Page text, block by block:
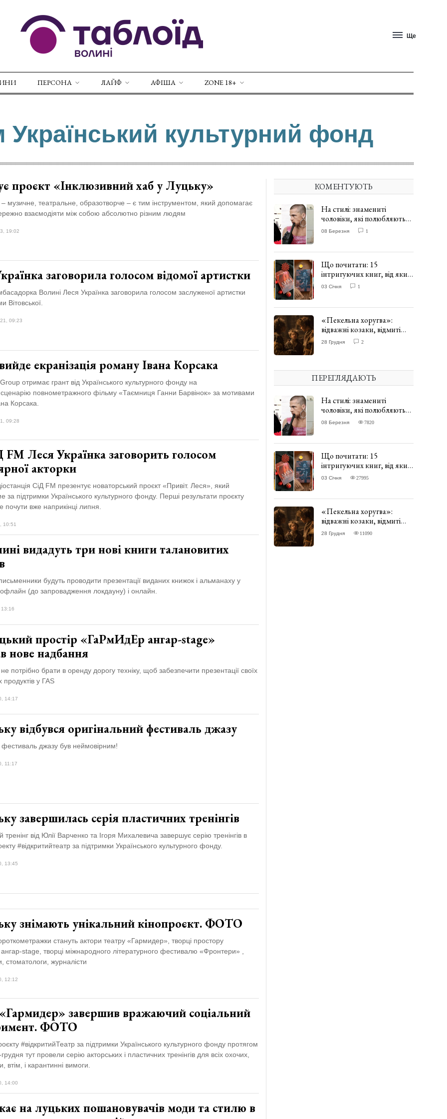
Ще
ПЕРСОНА ЛАЙФ АФІША ZONE 18+
Український культурний фонд
проєкт «Інклюзивний хаб у Луцьку»
музичне, театральне, образотворче – є тим інструментом, який допомагає
взаємодіяти між собою абсолютно різним людям
19:02
заговорила голосом відомої артистки
Волині Леся Українка заговорила голосом заслуженої артистки
Вітовської.
09:23
екранізація роману Івана Корсака
отримає грант від Українського культурного фонду на
повнометражного фільму «Таємниця Ганни Барвінок» за мотивами
Корсака.
09:28
Леся Українка заговорить голосом
акторки
СіД FM презентує новаторський проєкт «Привіт. Леся», який
за підтримки Українського культурного фонду. Перші результати проєкту
почути вже наприкінці липня.
10:51
видадуть три нові книги талановитих
будуть проводити презентації виданих книжок і альманаху у
(до запровадження локдауну) і онлайн.
13:16
простір «ГаРмИдЕр ангар-stage»
нове надбання
потрібно брати в оренду дорогу техніку, щоб забезпечити презентації своїх
продуктів у ГАS
14:17
відбувся оригінальний фестиваль джазу
джазу був неймовірним!
11:17
завершилась серія пластичних тренінгів
тренінг від Юлії Варченко та Ігоря Михалевича завершує серію тренінгів в
#відкритийтеатр за підтримки Українського культурного фонду.
13:45
знімають унікальний кінопроєкт. ФОТО
стануть актори театру «Гармидер», творці простору
stage, творці міжнародного літературного фестивалю «Фронтери» ,
стоматологи, журналісти
12:12
завершив вражаючий соціальний
ФОТО
#відкритийТеатр за підтримки Українського культурного фонду протягом
тут провели серію акторських і пластичних тренінгів для всіх охочих,
втім, і карантинні вимоги.
14:00
на луцьких пошановувачів моди та стилю в
КОМЕНТУЮТЬ
На стилі: знамениті
чоловіки, які полюбляють
одягати сукні. ФОТО
08 Березня 1
Що почитати: 15
інтригуючих книг, від яких
важко відірватись. ФОТО
03 Січня 1
«Пекельна хоругва»:
відважні козаки, відмиті
чорти та відчайдушний
28 Грудня 2
ПЕРЕГЛЯДАЮТЬ
На стилі: знамениті
чоловіки, які полюбляють
одягати сукні. ФОТО
08 Березня 7820
Що почитати: 15
інтригуючих книг, від яких
важко відірватись. ФОТО
03 Січня 27995
«Пекельна хоругва»:
відважні козаки, відмиті
чорти та відчайдушний
28 Грудня 11090